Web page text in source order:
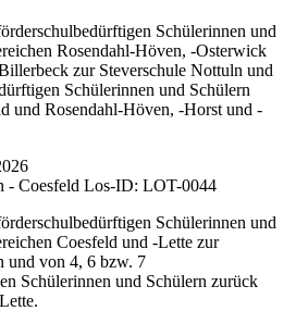
Schülerinnen und
Rosendahl-Höven, -Osterwick
zur Steverschule Nottuln und
Schülerinnen und Schülern
und Rosendahl-Höven, -Horst und -
- Coesfeld Los-ID: LOT-0044
Schülerinnen und
Coesfeld und -Lette zur
und von 4, 6 bzw. 7
Schülerinnen und Schülern zurück